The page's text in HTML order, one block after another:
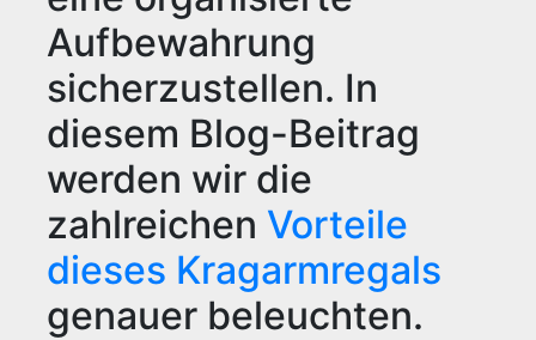
Aufbewahrung
sicherzustellen. In
diesem Blog-Beitrag
werden wir die
zahlreichen Vorteile
dieses Kragarmregals
genauer beleuchten.